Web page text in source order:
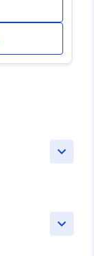
keyboard_arrow_down
keyboard_arrow_down